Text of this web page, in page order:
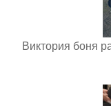
Виктория боня